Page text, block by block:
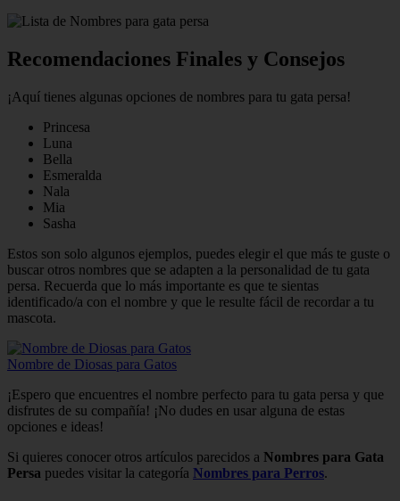
Recomendaciones Finales y Consejos
¡Aquí tienes algunas opciones de nombres para tu gata persa!
Princesa
Luna
Bella
Esmeralda
Nala
Mia
Sasha
Estos son solo algunos ejemplos, puedes elegir el que más te guste o
buscar otros nombres que se adapten a la personalidad de tu gata
persa. Recuerda que lo más importante es que te sientas
identificado/a con el nombre y que le resulte fácil de recordar a tu
mascota.
Nombre de Diosas para Gatos
¡Espero que encuentres el nombre perfecto para tu gata persa y que
disfrutes de su compañía! ¡No dudes en usar alguna de estas
opciones e ideas!
Si quieres conocer otros artículos parecidos a Nombres para Gata
Persa puedes visitar la categoría Nombres para Perros.